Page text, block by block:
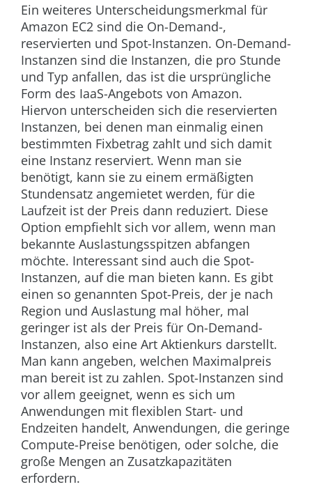
Ein weiteres Unterscheidungsmerkmal für
Amazon EC2 sind die On-Demand-,
reservierten und Spot-Instanzen. On-Demand-
Instanzen sind die Instanzen, die pro Stunde
und Typ anfallen, das ist die ursprüngliche
Form des IaaS-Angebots von Amazon.
Hiervon unterscheiden sich die reservierten
Instanzen, bei denen man einmalig einen
bestimmten Fixbetrag zahlt und sich damit
eine Instanz reserviert. Wenn man sie
benötigt, kann sie zu einem ermäßigten
Stundensatz angemietet werden, für die
Laufzeit ist der Preis dann reduziert. Diese
Option empfiehlt sich vor allem, wenn man
bekannte Auslastungsspitzen abfangen
möchte. Interessant sind auch die Spot-
Instanzen, auf die man bieten kann. Es gibt
einen so genannten Spot-Preis, der je nach
Region und Auslastung mal höher, mal
geringer ist als der Preis für On-Demand-
Instanzen, also eine Art Aktienkurs darstellt.
Man kann angeben, welchen Maximalpreis
man bereit ist zu zahlen. Spot-Instanzen sind
vor allem geeignet, wenn es sich um
Anwendungen mit flexiblen Start- und
Endzeiten handelt, Anwendungen, die geringe
Compute-Preise benötigen, oder solche, die
große Mengen an Zusatzkapazitäten
erfordern.